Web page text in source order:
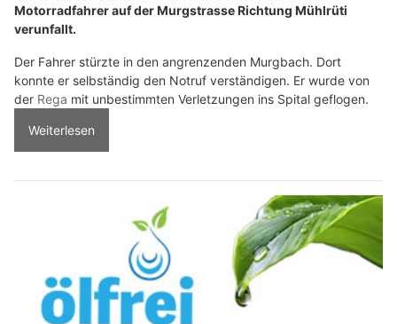
Motorradfahrer auf der Murgstrasse Richtung Mühlrüti
verunfallt.
Der Fahrer stürzte in den angrenzenden Murgbach. Dort
konnte er selbständig den Notruf verständigen. Er wurde von
der Rega mit unbestimmten Verletzungen ins Spital geflogen.
Weiterlesen